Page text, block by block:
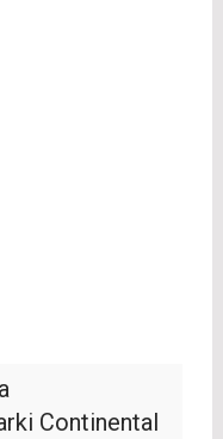
Continental